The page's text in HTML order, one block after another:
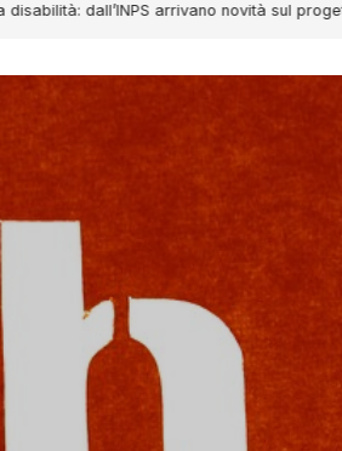
dall’INPS arrivano novità sul progetto di vita